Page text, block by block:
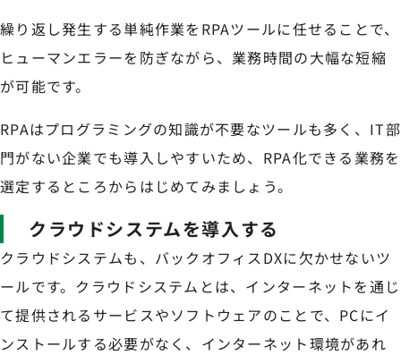
繰り返し発生する単純作業をRPAツールに任せることで、
ヒューマンエラーを防ぎながら、業務時間の大幅な短縮
が可能です。
RPAはプログラミングの知識が不要なツールも多く、IT部
門がない企業でも導入しやすいため、RPA化できる業務を
選定するところからはじめてみましょう。
クラウドシステムを導入する
クラウドシステムも、バックオフィスDXに欠かせないツ
ールです。クラウドシステムとは、インターネットを通じ
て提供されるサービスやソフトウェアのことで、PCにイ
ンストールする必要がなく、インターネット環境があれ